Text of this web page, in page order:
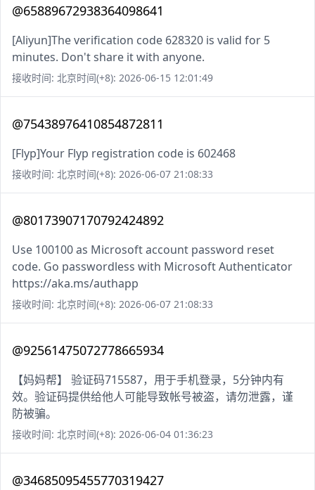
@65889672938364098641
[Aliyun]The verification code 628320 is valid for 5
minutes. Don't share it with anyone.
接收时间: 北京时间(+8): 2026-06-15 12:01:49
@75438976410854872811
[Flyp]Your Flyp registration code is 602468
接收时间: 北京时间(+8): 2026-06-07 21:08:33
@80173907170792424892
Use 100100 as Microsoft account password reset
code. Go passwordless with Microsoft Authenticator
https://aka.ms/authapp
接收时间: 北京时间(+8): 2026-06-07 21:08:33
@92561475072778665934
【妈妈帮】 验证码715587，用于手机登录，5分钟内有
效。验证码提供给他人可能导致帐号被盗，请勿泄露，谨
防被骗。
接收时间: 北京时间(+8): 2026-06-04 01:36:23
@34685095455770319427